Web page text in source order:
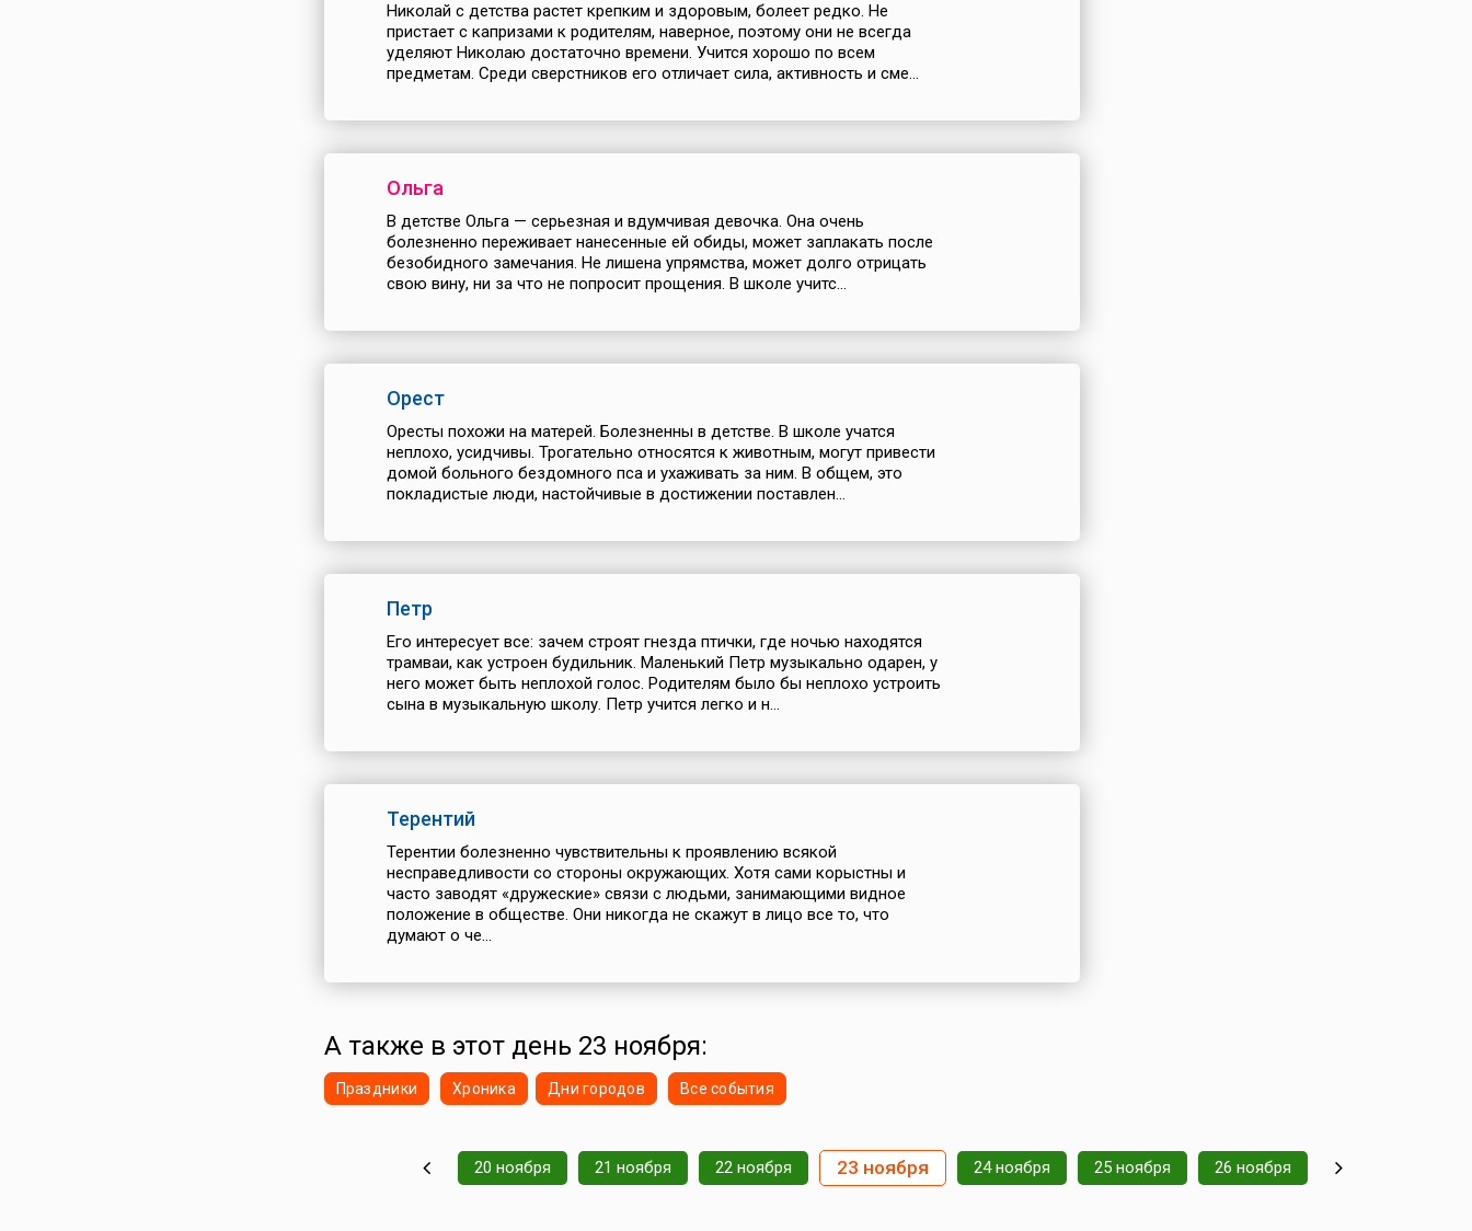
Николай с детства растет крепким и здоровым, болеет редко. Не
пристает с капризами к родителям, наверное, поэтому они не всегда
уделяют Николаю достаточно времени. Учится хорошо по всем
предметам. Среди сверстников его отличает сила, активность и сме...
Ольга
В детстве Ольга — серьезная и вдумчивая девочка. Она очень
болезненно переживает нанесенные ей обиды, может заплакать после
безобидного замечания. Не лишена упрямства, может долго отрицать
свою вину, ни за что не попросит прощения. В школе учитс...
Орест
Оресты похожи на матерей. Болезненны в детстве. В школе учатся
неплохо, усидчивы. Трогательно относятся к животным, могут привести
домой больного бездомного пса и ухаживать за ним. В общем, это
покладистые люди, настойчивые в достижении поставлен...
Петр
Его интересует все: зачем строят гнезда птички, где ночью находятся
трамваи, как устроен будильник. Маленький Петр музыкально одарен, у
него может быть неплохой голос. Родителям было бы неплохо устроить
сына в музыкальную школу. Петр учится легко и н...
Терентий
Терентии болезненно чувствительны к проявлению всякой
несправедливости со стороны окружающих. Хотя сами корыстны и
часто заводят «дружеские» связи с людьми, занимающими видное
положение в обществе. Они никогда не скажут в лицо все то, что
думают о че...
А также в этот день 23 ноября:
Праздники Хроника Дни городов Все события
20 ноября 21 ноября 22 ноября 23 ноября 24 ноября 25 ноября 26 ноября